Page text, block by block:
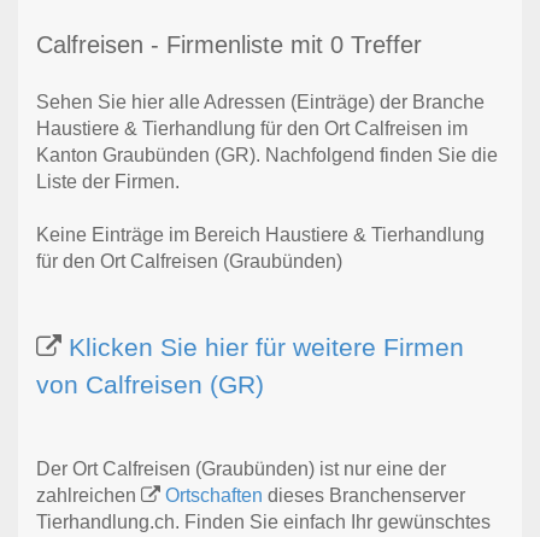
Calfreisen - Firmenliste mit 0 Treffer
Sehen Sie hier alle Adressen (Einträge) der Branche
Haustiere & Tierhandlung für den Ort Calfreisen im
Kanton Graubünden (GR). Nachfolgend finden Sie die
Liste der Firmen.
Keine Einträge im Bereich Haustiere & Tierhandlung
für den Ort Calfreisen (Graubünden)
Klicken Sie hier für weitere Firmen
von Calfreisen (GR)
Der Ort Calfreisen (Graubünden) ist nur eine der
zahlreichen
Ortschaften dieses Branchenserver
Tierhandlung.ch. Finden Sie einfach Ihr gewünschtes